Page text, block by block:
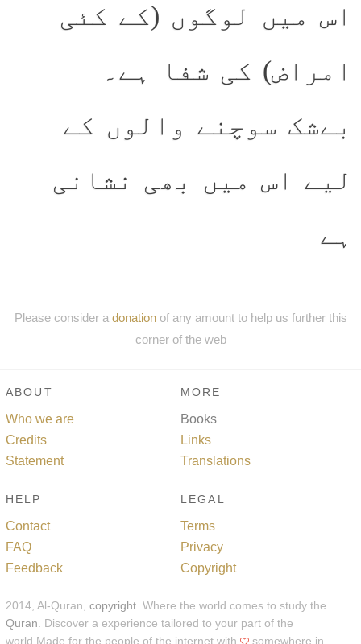
اس میں لوگوں (کے کئی
امراض) کی شفا ہے۔
بےشک سوچنے والوں کے
لیے اس میں بھی نشانی
ہے
Please consider a donationof any amount to help us further this
corner of the web
ABOUT
Who we are
Credits
Statement
MORE
Books
Links
Translations
HELP
Contact
FAQ
Feedback
LEGAL
Terms
Privacy
Copyright
2014, Al-Quran, copyright . Where the world comes to study the
Quran . Discover a experience tailored to your part of the
world.Made for the people of the internet with
somewhere in